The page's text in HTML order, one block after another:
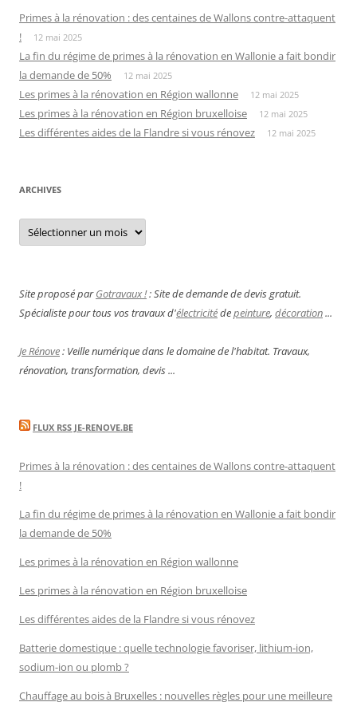
Primes à la rénovation : des centaines de Wallons contre-attaquent
!
12 mai 2025
La fin du régime de primes à la rénovation en Wallonie a fait bondir
la demande de 50%
12 mai 2025
Les primes à la rénovation en Région wallonne 12 mai 2025
Les primes à la rénovation en Région bruxelloise 12 mai 2025
Les différentes aides de la Flandre si vous rénovez 12 mai 2025
ARCHIVES
Archives
Site proposé parGotravaux !: Site de demande de devis gratuit.
Spécialiste pour tous vos travaux d'électricitédepeinture, décoration...
Je Rénove: Veille numérique dans le domaine de l'habitat. Travaux,
rénovation, transformation, devis ...
FLUX RSS JE-RENOVE.BE
Primes à la rénovation : des centaines de Wallons contre-attaquent
!
La fin du régime de primes à la rénovation en Wallonie a fait bondir
la demande de 50%
Les primes à la rénovation en Région wallonne
Les primes à la rénovation en Région bruxelloise
Les différentes aides de la Flandre si vous rénovez
Batterie domestique : quelle technologie favoriser, lithium-ion,
sodium-ion ou plomb ?
Chauffage au bois à Bruxelles : nouvelles règles pour une meilleure